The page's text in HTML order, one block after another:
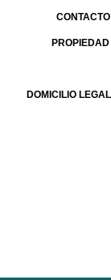
DOMICILIO